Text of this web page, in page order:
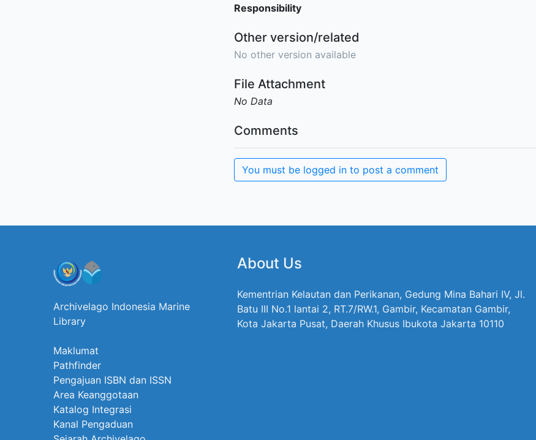
Responsibility
Other version/related
No other version available
File Attachment
No Data
Comments
You must be logged in to post a comment
Archivelago Indonesia Marine
Library
Maklumat
Pathfinder
Pengajuan ISBN dan ISSN
Area Keanggotaan
Katalog Integrasi
Kanal Pengaduan
About Us
Kementrian Kelautan dan Perikanan, Gedung Mina Bahari IV, Jl.
Batu III No.1 lantai 2, RT.7/RW.1, Gambir, Kecamatan Gambir,
Kota Jakarta Pusat, Daerah Khusus Ibukota Jakarta 10110